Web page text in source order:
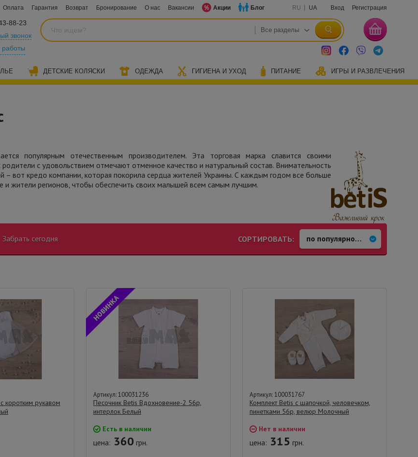
Оплата Гарантия Возврат Бронирование О нас Вакансии Акции Блог RU UA Вход Регистрация
88-23
звонок
работы
ДЕТСКИЕ КОЛЯСКИ ОДЕЖДА ГИГИЕНА И УХОД ПИТАНИЕ ИГРЫ И РАЗВЛЕЧЕНИЯ
популярным отечественным производителем. Эта торговая марка славится своими
с удовольствием отмечают отменное качество и натуральный состав. Внимательность
вот кредо компании, которая покорила сердца жителей Украины. С каждым годом все больше
жители регионов, чтобы обеспечить своих малышей всем самым лучшим.
Забрать сегодня СОРТИРОВАТЬ:
коротким рукавом
Артикул: 100031236
Песочник Betis Вдохновение-2 56р,
интерлок Белый
Есть в наличии
цена: 360 грн.
Артикул: 100031767
Комплект Betis с шапочкой, человечком,
пинетками 56р, велюр Молочный
Нет в наличии
цена: 315 грн.